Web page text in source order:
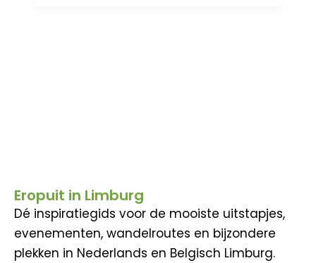
Eropuit in Limburg
Dé inspiratiegids voor de mooiste uitstapjes,
evenementen, wandelroutes en bijzondere
plekken in Nederlands en Belgisch Limburg.